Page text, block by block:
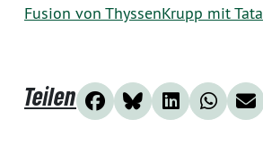
Fusion von ThyssenKrupp mit Tata
Teilen